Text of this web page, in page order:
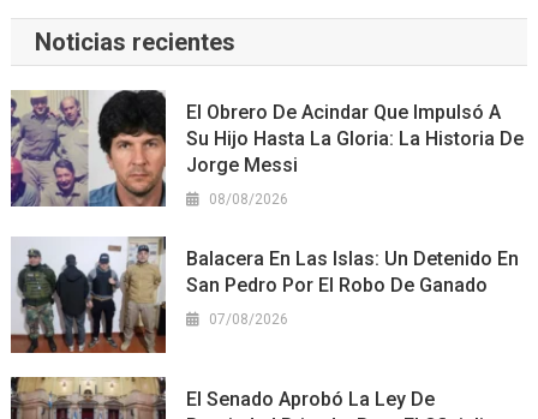
Noticias recientes
El Obrero De Acindar Que Impulsó A
Su Hijo Hasta La Gloria: La Historia De
Jorge Messi
08/08/2026
Balacera En Las Islas: Un Detenido En
San Pedro Por El Robo De Ganado
07/08/2026
El Senado Aprobó La Ley De